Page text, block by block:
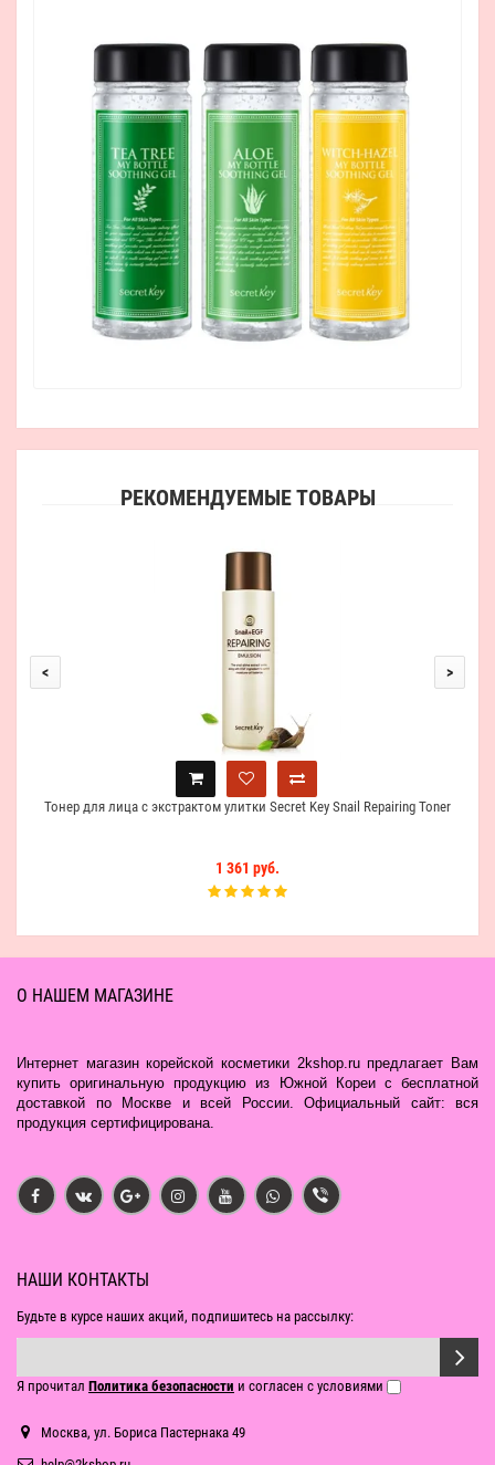
РЕКОМЕНДУЕМЫЕ ТОВАРЫ
Тонер для лица с экстрактом улитки Secret Key Snail Repairing Toner
1 361 руб.
< >
О НАШЕМ МАГАЗИНЕ
Интернет магазин корейской косметики 2kshop.ru предлагает Вам
купить оригинальную продукцию из Южной Кореи с бесплатной
доставкой по Москве и всей России. Официальный сайт: вся
продукция сертифицирована.
НАШИ КОНТАКТЫ
Будьте в курсе наших акций, подпишитесь на рассылку:
Я прочитал Политика безопасности и согласен с условиями
Москва, ул. Бориса Пастернака 49